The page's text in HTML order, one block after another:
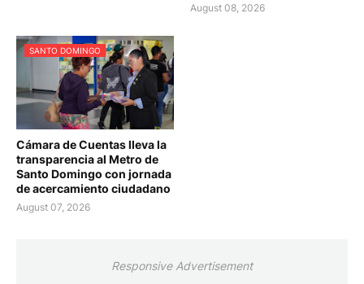
August 08, 2026
SANTO DOMINGO
Cámara de Cuentas lleva la
transparencia al Metro de
Santo Domingo con jornada
de acercamiento ciudadano
August 07, 2026
Responsive Advertisement